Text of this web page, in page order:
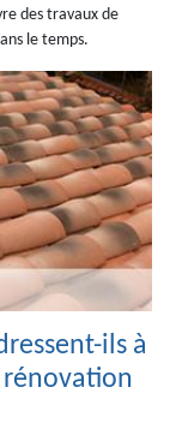
des travaux de
le temps.
ils à
rénovation